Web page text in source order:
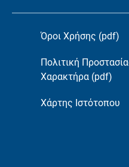
Όροι Χρήσης (pdf)
Πολιτική
Χαρακτήρα (pdf)
Χάρτης Ιστότοπου